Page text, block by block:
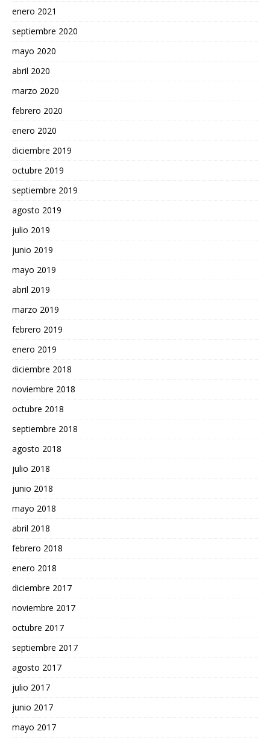
enero 2021
septiembre 2020
mayo 2020
abril 2020
marzo 2020
febrero 2020
enero 2020
diciembre 2019
octubre 2019
septiembre 2019
agosto 2019
julio 2019
junio 2019
mayo 2019
abril 2019
marzo 2019
febrero 2019
enero 2019
diciembre 2018
noviembre 2018
octubre 2018
septiembre 2018
agosto 2018
julio 2018
junio 2018
mayo 2018
abril 2018
febrero 2018
enero 2018
diciembre 2017
noviembre 2017
octubre 2017
septiembre 2017
agosto 2017
julio 2017
junio 2017
mayo 2017